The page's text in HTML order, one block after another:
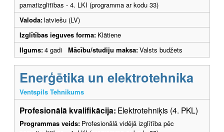
pamatizglītības - 4. LKI (programma ar kodu 33)
Valoda:latviešu (LV)
Izglītības ieguves forma: Klātiene
Ilgums:4 gadi Mācību/studiju maksa:Valsts budžets
Enerģētika un elektrotehnika
Ventspils Tehnikums
Profesionālā kvalifikācija: Elektrotehniķis (4. PKL)
Programmas veids: Profesionālā vidējā izglītība pēc